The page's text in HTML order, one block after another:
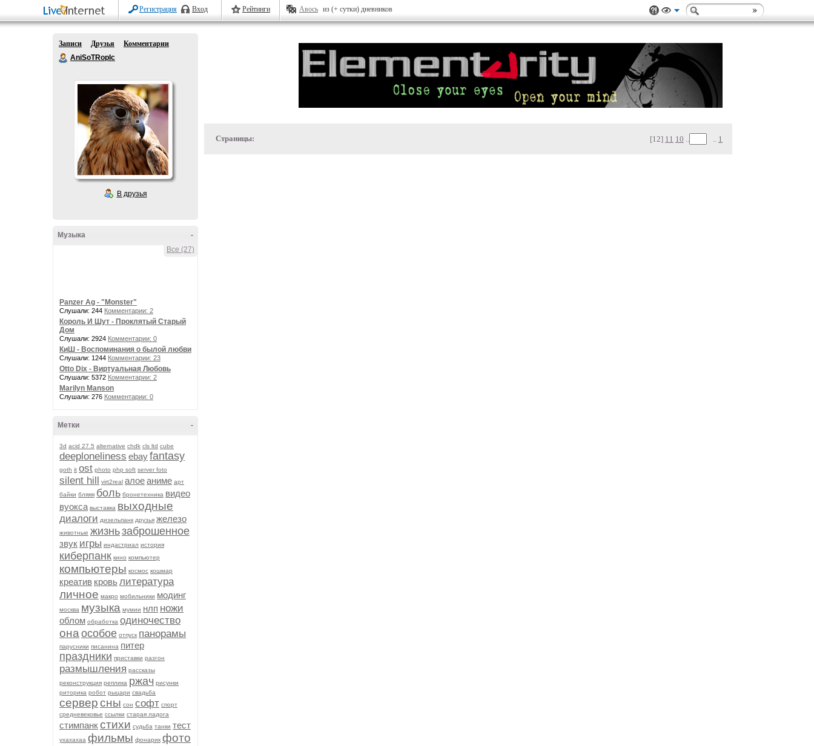
Регистрация Вход Рейтинги Авось из (+ сутки) дневников
Записи Друзья
Комментарии
AniSoTRopIc
В друзья
-
Музыка
Все (27)
Panzer Ag - "Monster"
Слушали: 244 Комментарии: 2
Король И Шут - Проклятый Старый
Дом
Слушали: 2924 Комментарии: 0
КиШ - Воспоминания о былой любви
Слушали: 1244 Комментарии: 23
Otto Dix - Виртуальная Любовь
Слушали: 5372 Комментарии: 2
Marilyn Manson
Слушали: 276 Комментарии: 0
-
Метки
3d acid 27.5 alternative chdk cls ltd cube
deeploneliness ebayfantasy
goth it ost photo php soft server foto
silent hill virt2real алоеаниме арт
байки бляяя боль бронетехника видео
вуокса выставка выходные
диалоги дизельпанк друзья железо
животные жизньзаброшенное
звук игры индастриал история
киберпанк кино компьютер
компьютеры космос кошмар
креатив кровьлитература
личное макро мобильники модинг
москва музыка мумии нлп ножи
облом обработка одиночество
она особое отпуск панорамы
парусники писанина питер
праздники приставки разгон
размышления рассказы
реконструкция реплика ржач рисунки
риторика робот рыцари свадьба
серверсны сон софт спорт
средневековье ссылки старая ладога
стимпанкстихи судьба танки тест
ухахахаа фильмы фонарик фото
Страницы: [12] 11 10 .. .. 1